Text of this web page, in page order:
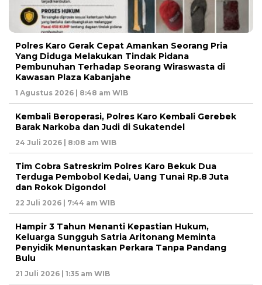
Polres Karo Gerak Cepat Amankan Seorang Pria
Yang Diduga Melakukan Tindak Pidana
Pembunuhan Terhadap Seorang Wiraswasta di
Kawasan Plaza Kabanjahe
1 Agustus 2026 | 8:48 am WIB
Kembali Beroperasi, Polres Karo Kembali Gerebek
Barak Narkoba dan Judi di Sukatendel
24 Juli 2026 | 8:08 am WIB
Tim Cobra Satreskrim Polres Karo Bekuk Dua
Terduga Pembobol Kedai, Uang Tunai Rp.8 Juta
dan Rokok Digondol
22 Juli 2026 | 7:44 am WIB
Hampir 3 Tahun Menanti Kepastian Hukum,
Keluarga Sungguh Satria Aritonang Meminta
Penyidik Menuntaskan Perkara Tanpa Pandang
Bulu
21 Juli 2026 | 1:35 am WIB